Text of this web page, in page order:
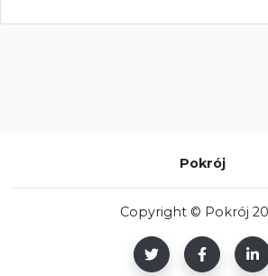
Pokrój
Copyright © Pokrój